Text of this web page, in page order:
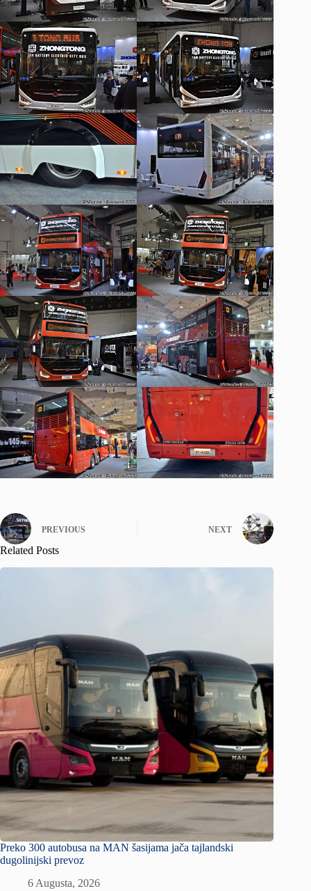
PREVIOUS NEXT
Related Posts
Preko 300 autobusa na MAN šasijama jača tajlandski
dugolinijski prevoz
6 Augusta, 2026